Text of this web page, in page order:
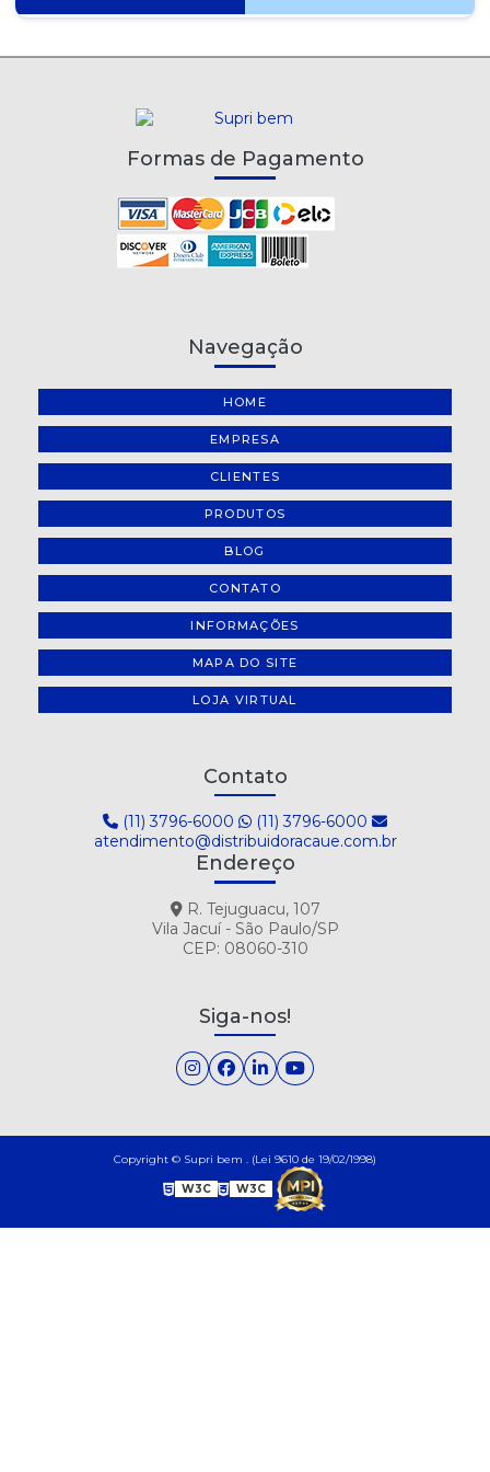
Formas de Pagamento
Navegação
HOME
EMPRESA
CLIENTES
PRODUTOS
BLOG
CONTATO
INFORMAÇÕES
MAPA DO SITE
LOJA VIRTUAL
Contato
(11) 3796-6000
(11) 3796-6000
atendimento@distribuidoracaue.com.br
Endereço
R. Tejuguacu, 107
Vila Jacuí - São Paulo/SP
CEP: 08060-310
Siga-nos!
Copyright © Supri bem . (Lei 9610 de 19/02/1998)
W3C W3C